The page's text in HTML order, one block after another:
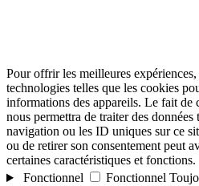
Pour offrir les meilleures
technologies telles que les cookies
informations des appareils. Le fait de
nous permettra de traiter des
navigation ou les ID uniques sur ce
ou de retirer son consentement peut
certaines caractéristiques et fonctions.
Fonctionnel
Fonctionnel